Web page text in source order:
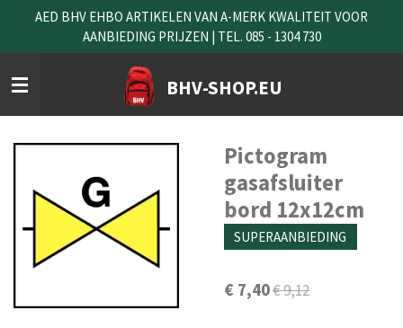
naar
de
hoofdinhoud
BHV-SHOP.EU
AED BHV EHBO ARTIKELEN VAN A-MERK KWALITEIT VOOR
AANBIEDING PRIJZEN | TEL. 085 - 1304 730
Pictogram
gasafsluiter
bord 12x12cm
SUPERAANBIEDING
€ 7,40€ 9,12